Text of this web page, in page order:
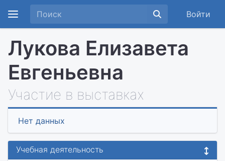
Войти
Лукова Елизавета
Евгеньевна
Участие в выставках
Нет данных
Учебная деятельность